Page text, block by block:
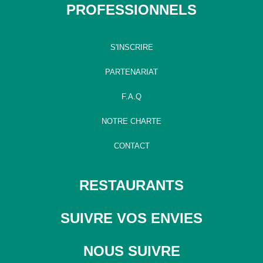
PROFESSIONNELS
S'INSCRIRE
PARTENARIAT
F.A.Q
NOTRE CHARTE
CONTACT
RESTAURANTS
SUIVRE VOS ENVIES
NOUS SUIVRE